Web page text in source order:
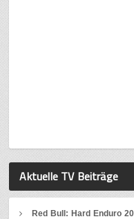
Aktuelle TV Beiträge
Red Bull: Hard Enduro